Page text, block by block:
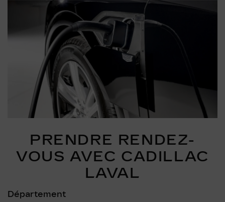
PRENDRE RENDEZ-
VOUS AVEC CADILLAC
LAVAL
Département